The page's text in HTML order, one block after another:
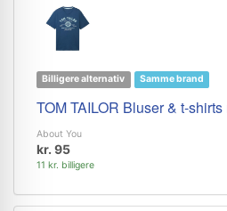
Billigere alternativ Samme brand
TOM TAILOR Bluser & t-
About You
kr. 95
11 kr. billigere